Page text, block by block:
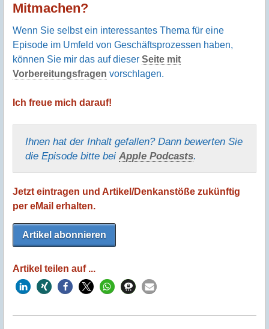
Mitmachen?
Wenn Sie selbst ein interessantes Thema für eine
Episode im Umfeld von Geschäftsprozessen haben,
können Sie mir das auf dieser Seite mit
Vorbereitungsfragen vorschlagen.
Ich freue mich darauf!
Ihnen hat der Inhalt gefallen? Dann bewerten Sie
die Episode bitte bei Apple Podcasts
Jetzt eintragen und Artikel/Denkanstöße zukünftig
per eMail erhalten.
Artikel abonnieren
Artikel teilen auf ...